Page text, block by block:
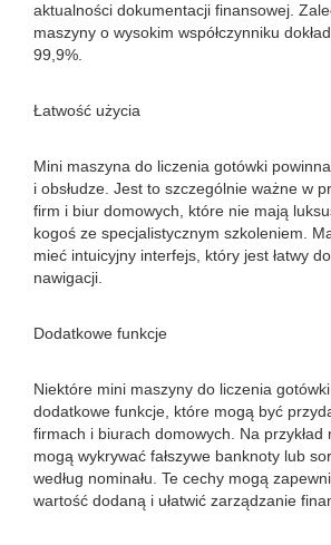
aktualności dokumentacji finansowej.
maszyny o wysokim współczynniku
99,9%.
Łatwość użycia
Mini maszyna do liczenia gotówki
i obsłudze. Jest to szczególnie ważne w
firm i biur domowych, które nie mają
kogoś ze specjalistycznym szkoleniem.
mieć intuicyjny interfejs, który jest łatwy
nawigacji.
Dodatkowe funkcje
Niektóre mini maszyny do liczenia
dodatkowe funkcje, które mogą być
firmach i biurach domowych. Na przykład
mogą wykrywać fałszywe banknoty lub
według nominału. Te cechy mogą
wartość dodaną i ułatwić zarządzanie